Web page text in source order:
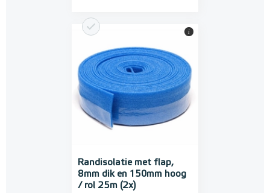
Randisolatie met flap,
8mm dik en 150mm hoog
/ rol 25m (2x)
i